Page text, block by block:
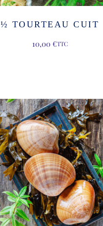
½ TOURTEAU CUIT
10,00 €TTC